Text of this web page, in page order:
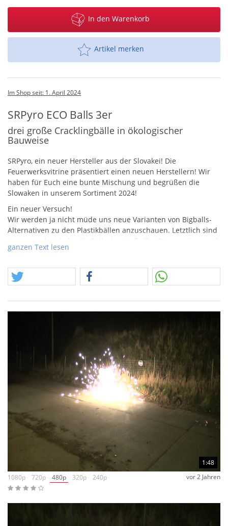
In den Warenkorb
Artikel merken
Im Shop seit: 1. April 2024
SRPyro ECO Balls 3er
drei große Cracklingbälle in ökologischer
Bauweise
SRPyro, ein neuer Hersteller aus der Slovakei! Die
Feuerwerksvitrine präsentiert einen neuen Herstellern! Wir
haben für Euch eine bunte Mischung und begrüßen die
Slowaken in unserem Sortiment 2024!
Ein neuer Versuch!
Wir werden ja nicht müde uns neue Varianten von Bigballs-
Alternativen zu den Plastikbällen anzuschauen. Letztlich sind
immer noch Xplodes BigBalls das Maß aller Dinge – dieses gilt
es zu erreichen oder gar zu übertreffen.
Der anfängliche Eindruck der Eco Balls vonSRPyro war gar
nicht mal schlecht. Die Halbschalten passten gut zusammen,
mit ca. 50% verklebter Stoßkante mutete der Artikel
hoffnungsvoll an. Ich erinnere da nur mal an die Vanriante
von Vulcan, welche mit der 6er Packung Cannonball ähnliche
passgenau und auch die fehlende Verklebung führte so zu
einem recht losen Eindruck. Es ist halt die Krux hier ein
"Aufploppen" zu schaffen, damit die Entladung mit etwas
Energie von statten geht, wir nennen das die Momentum-
Umsetzung. Der erste Ball lies die Hoffnung etwas sinken, der
zweite war schon besser, der Letzte fällt durch Handanlegen
aus der Wertung. Man kann abschließend wohl noch kein
finales Urteil bilden, vielleicht sollte jeder selbst den Versuch
wagen.
ganzen Text lesen
1:48
1080p
720p 480p 320p 240p vor 2 Jahren